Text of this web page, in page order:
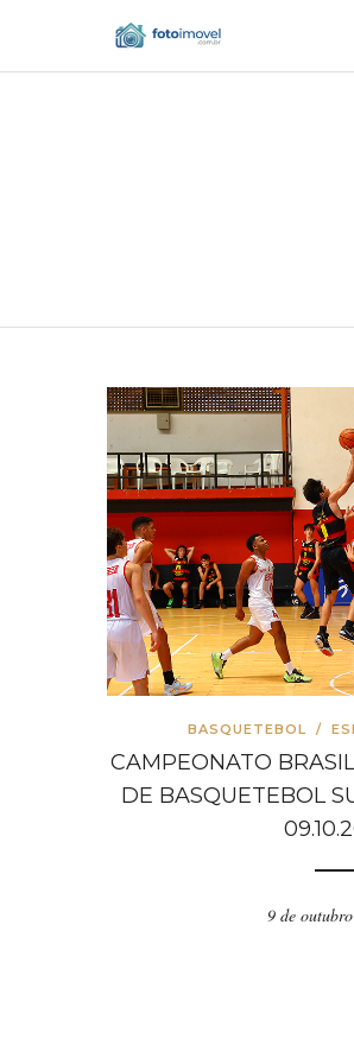
BASQUETEBOL /
CAMPEONATO
DE BASQUETEBOL
9 de